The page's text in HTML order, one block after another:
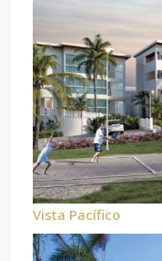
Vista Pacífico